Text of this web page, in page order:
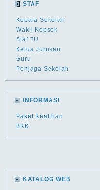
STAF
Kepala Sekolah
Wakil Kepsek
Staf TU
Ketua Jurusan
Guru
Penjaga Sekolah
INFORMASI
Paket Keahlian
BKK
KATALOG WEB